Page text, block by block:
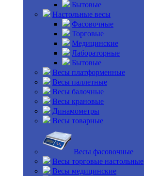
Бытовые
Настольные весы
Фасовочные
Торговые
Медицинские
Лабораторные
Бытовые
Весы платформенные
Весы паллетные
Весы балочные
Весы крановые
Динамометры
Весы товарные
Весы фасовочные
Весы торговые настольные
Весы медицинские